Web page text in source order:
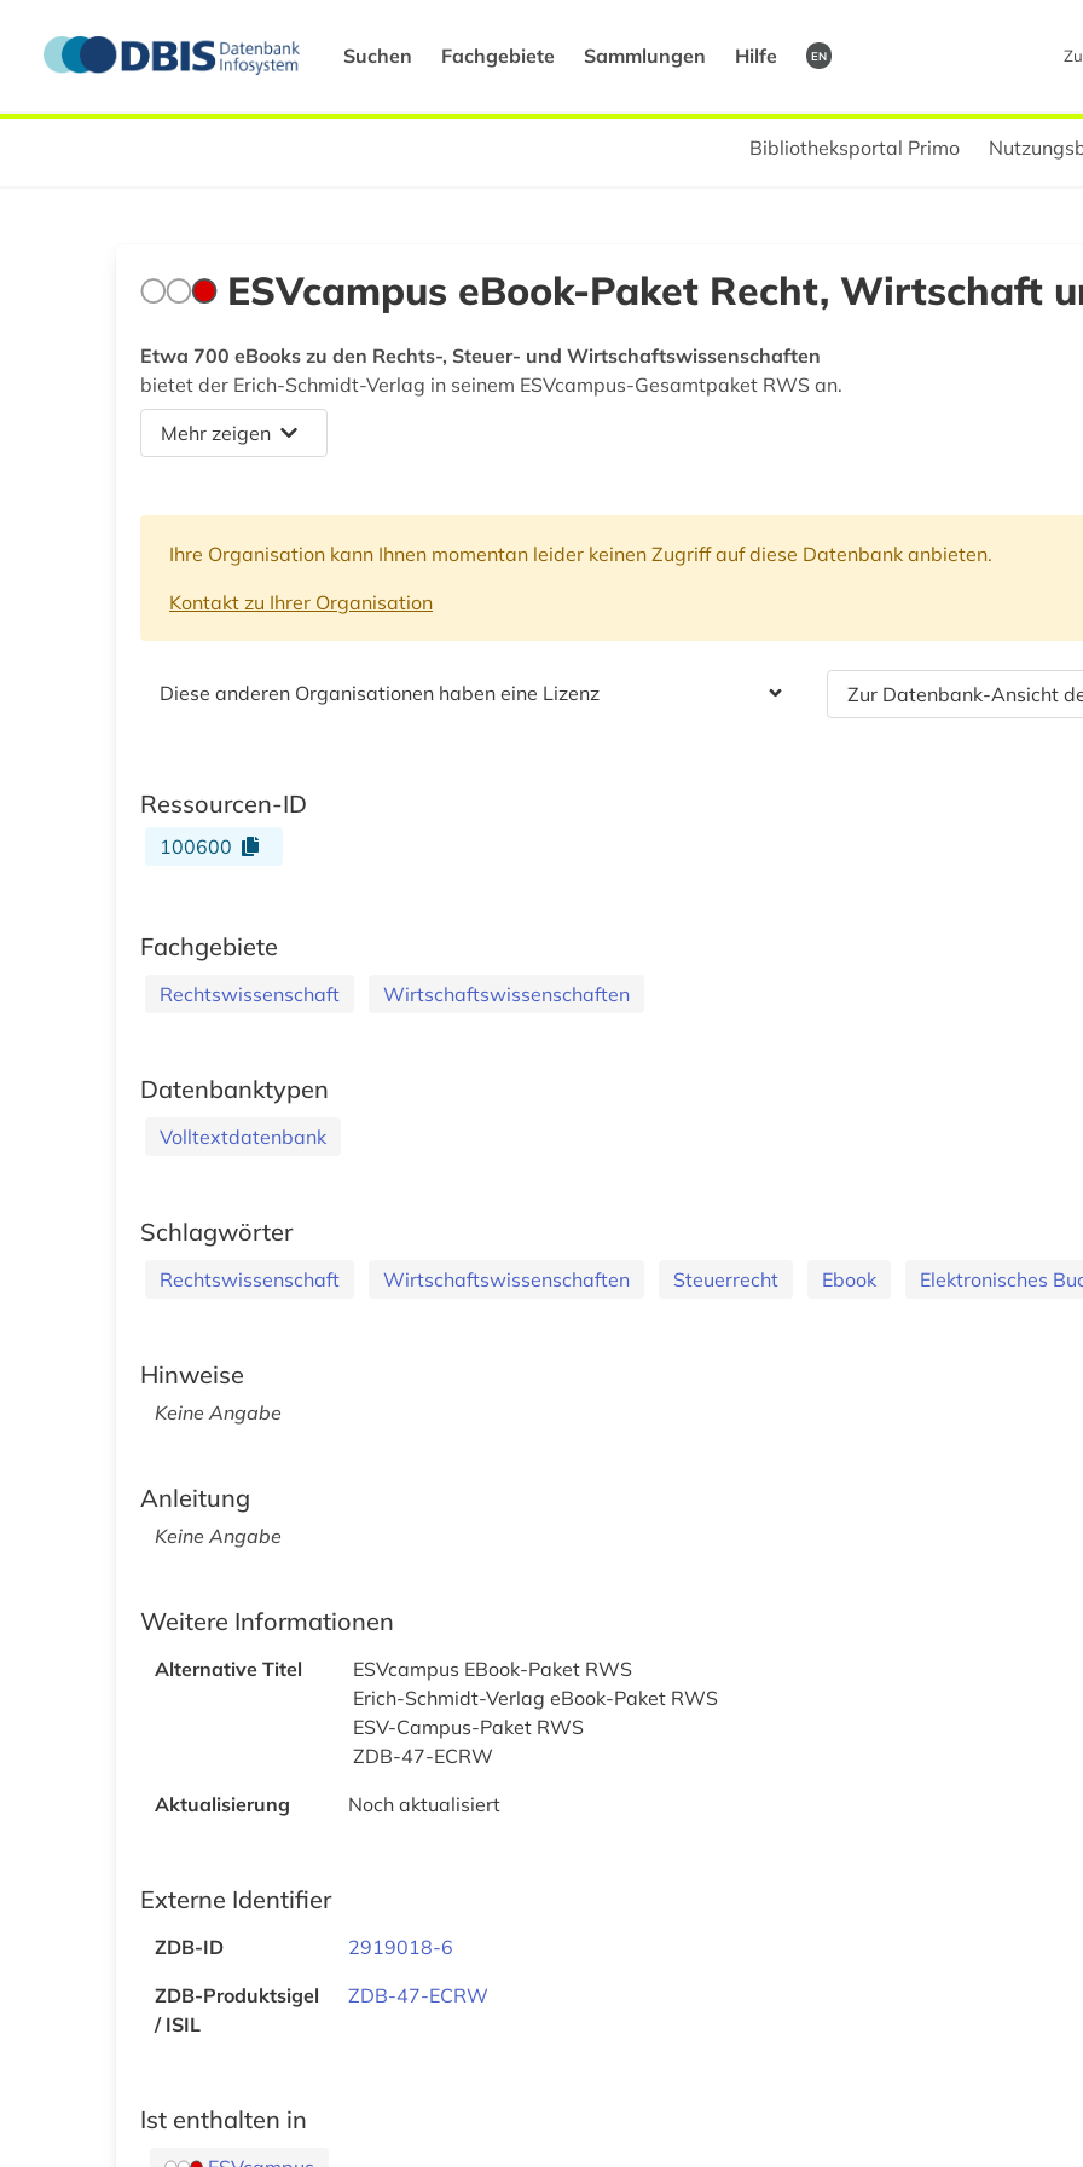
Suchen Fachgebiete Sammlungen Hilfe EN
Bibliotheksportal Primo
ESVcampus eBook-Paket Recht, Wirtschaft
Etwa 700 eBooks zu den Rechts-, Steuer- und Wirtschaftswissenschaften
bietet der Erich-Schmidt-Verlag in seinem ESVcampus-Gesamtpaket RWS an.
Mehr zeigen
Ihre Organisation kann Ihnen momentan leider keinen Zugriff auf diese Datenbank anbieten.
Kontakt zu Ihrer Organisation
Diese anderen Organisationen haben eine Lizenz Zur Datenbank-Ansicht
Ressourcen-ID
100600
Fachgebiete
Rechtswissenschaft Wirtschaftswissenschaften
Datenbanktypen
Volltextdatenbank
Schlagwörter
Rechtswissenschaft Wirtschaftswissenschaften Steuerrecht Ebook Elektronisches
Hinweise
Keine Angabe
Anleitung
Keine Angabe
Weitere Informationen
Alternative Titel
ESVcampus EBook-Paket RWS
Erich-Schmidt-Verlag eBook-Paket RWS
ESV-Campus-Paket RWS
ZDB-47-ECRW
Aktualisierung
Noch aktualisiert
Externe Identifier
ZDB-ID
2919018-6
ZDB-Produktsigel
/ ISIL
ZDB-47-ECRW
Ist enthalten in